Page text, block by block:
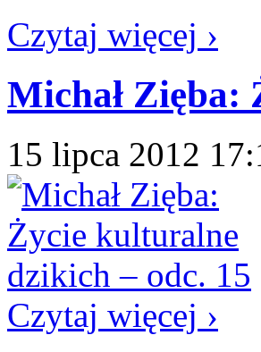
Czytaj więcej ›
Michał Zięba:
15 lipca 2012
Czytaj więcej ›